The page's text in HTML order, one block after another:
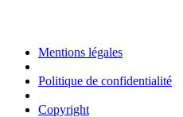
Mentions légales
Politique de confidentialité
Copyright